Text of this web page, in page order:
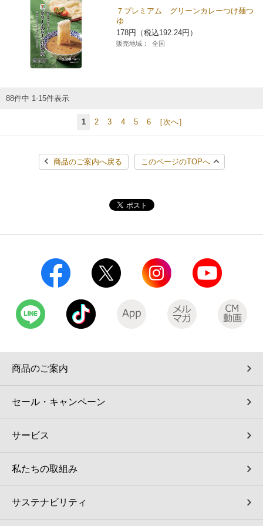
７プレミアム グリーンカレーつけ麺つ
ゆ
178円（税込192.24円）
販売地域： 全国
88件中 1-15件表示
1 2 3 4 5 6 ［次へ］
商品のご案内へ戻る このページのTOPへ
商品のご案内
セール・キャンペーン
サービス
私たちの取組み
サステナビリティ